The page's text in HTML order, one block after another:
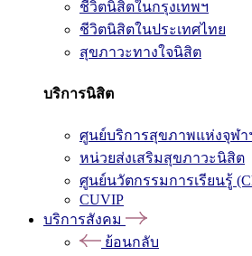
ชีวิตนิสิตในกรุงเทพฯ
ชีวิตนิสิตในประเทศไทย
สุขภาวะทางใจนิสิต
บริการนิสิต
ศูนย์บริการสุขภาพแห่งจุฬา
หน่วยส่งเสริมสุขภาวะนิสิต
ศูนย์นวัตกรรมการเรียนรู้
CUVIP
บริการสังคม
ย้อนกลับ